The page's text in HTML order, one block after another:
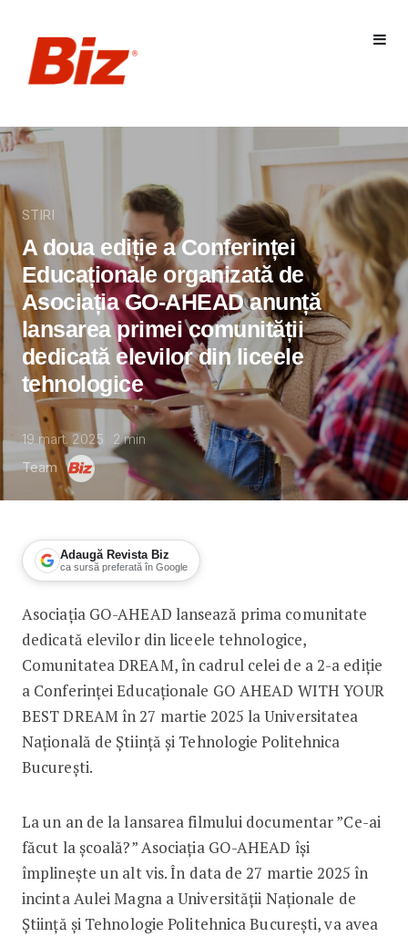
STIRI
A doua ediție a Conferinței
Educaționale organizată de
Asociația GO-AHEAD anunță
lansarea primei comunității
dedicată elevilor din liceele
tehnologice
19 mart. 2025 2min
Team
Adaugă Revista Biz
ca sursă preferată în Google
A doua ediție a Conferinței
Asociația GO-AHEAD lansează prima comunitate
dedicată elevilor din liceele tehnologice,
Comunitatea DREAM, în cadrul celei de a 2-a ediție
a Conferinței Educaționale GO AHEAD WITH YOUR
BEST DREAM în 27 martie 2025 la Universitatea
Națională de Știință și Tehnologie Politehnica
București.
La un an de la lansarea filmului documentar ”Ce-ai
făcut la școală?” Asociația GO-AHEAD își
împlinește un alt vis. În data de 27 martie 2025 în
incinta Aulei Magna a Universității Naționale de
Știință și Tehnologie Politehnica București, va avea